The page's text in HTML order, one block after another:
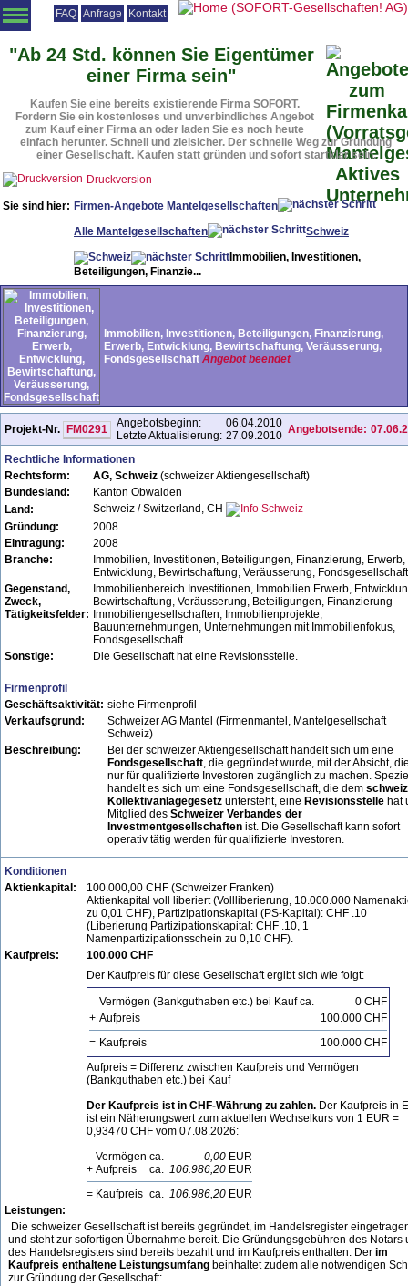
FAQ Anfrage Kontakt
Angebotsliste Vorratsgesellschaften Firmenmäntel Beteiligungen
Vorgehensweise Rechtsformen Downloads
Startseite
"Ab 24 Std. können Sie Eigentümer
einer Firma sein"
Kaufen Sie eine bereits existierende Firma SOFORT.
Fordern Sie ein kostenloses und unverbindliches Angebot
zum Kauf einer Firma an oder laden Sie es noch heute
einfach herunter. Schnell und zielsicher. Der schnelle Weg zur Gründung
einer Gesellschaft. Kaufen statt gründen und sofort startklar sein.
Druckversion
Sie sind hier: Firmen-Angebote Mantelgesellschaften
Alle Mantelgesellschaften
Schweiz
Immobilien, Investitionen,
Beteiligungen, Finanzie...
Immobilien, Investitionen, Beteiligungen, Finanzierung,
Erwerb, Entwicklung, Bewirtschaftung, Veräusserung,
Fondsgesellschaft Angebot beendet
Projekt-Nr. FM0291 Angebotsbeginn:
06.04.2010
Letzte Aktualisierung: 27.09.2010 Angebotsende:
Rechtliche Informationen
Rechtsform:
AG, Schweiz (schweizer Aktiengesellschaft)
Bundesland:
Kanton Obwalden
Land:
Schweiz / Switzerland, CH
Gründung:
2008
Eintragung:
2008
Branche:
Immobilien, Investitionen, Beteiligungen, Finanzierung, Erwerb,
Entwicklung, Bewirtschaftung, Veräusserung, Fondsgesellschaft
Gegenstand,
Zweck,
Tätigkeitsfelder:
Immobilienbereich Investitionen, Immobilien Erwerb,
Bewirtschaftung, Veräusserung, Beteiligungen, Finanzierung
Immobiliengesellschaften, Immobilienprojekte,
Bauunternehmungen, Unternehmungen mit Immobilienfokus,
Fondsgesellschaft
Sonstige:
Die Gesellschaft hat eine Revisionsstelle.
Firmenprofil
Geschäftsaktivität: siehe Firmenprofil
Verkaufsgrund:
Schweizer AG Mantel (Firmenmantel, Mantelgesellschaft
Schweiz)
Beschreibung:
Bei der schweizer Aktiengesellschaft handelt sich um eine
Fondsgesellschaft, die gegründet wurde, mit der Absicht,
nur für qualifizierte Investoren zugänglich zu machen.
handelt es sich um eine Fondsgesellschaft, die dem
Kollektivanlagegesetz untersteht, eine Revisionsstelle hat
Mitglied des Schweizer Verbandes der
Investmentgesellschaften ist. Die Gesellschaft kann sofort
operativ tätig werden für qualifizierte Investoren.
Konditionen
Aktienkapital:
100.000,00 CHF (Schweizer Franken)
Aktienkapital voll liberiert (Vollliberierung, 10.000.000
zu 0,01 CHF), Partizipationskapital (PS-Kapital): CHF .10
(Liberierung Partizipationskapital: CHF .10, 1
Namenpartizipationsschein zu 0,10 CHF).
Kaufpreis:
100.000 CHF
Der Kaufpreis für diese Gesellschaft ergibt sich wie folgt:
Vermögen (Bankguthaben etc.) bei Kauf ca.
0 CHF
+ Aufpreis
100.000 CHF
= Kaufpreis
100.000 CHF
Aufpreis = Differenz zwischen Kaufpreis und Vermögen
(Bankguthaben etc.) bei Kauf
Der Kaufpreis ist in CHF-Währung zu zahlen. Der Kaufpreis in
ist ein Näherungswert zum aktuellen Wechselkurs von 1 EUR =
0,93470 CHF vom 07.08.2026:
Vermögen ca. 0,00 EUR
+ Aufpreis ca. 106.986,20 EUR
= Kaufpreis ca. 106.986,20 EUR
Leistungen:
Die schweizer Gesellschaft ist bereits gegründet, im Handelsregister
und steht zur sofortigen Übernahme bereit. Die Gründungsgebühren des Notars
des Handelsregisters sind bereits bezahlt und im Kaufpreis enthalten. Der im
Kaufpreis enthaltene Leistungsumfang beinhaltet zudem alle notwendigen
zur Gründung der Gesellschaft: